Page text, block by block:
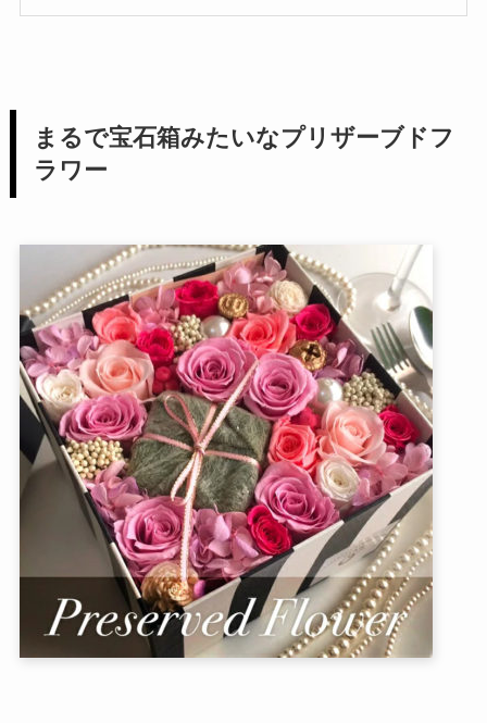
まるで宝石箱みたいなプリザーブドフ
ラワー